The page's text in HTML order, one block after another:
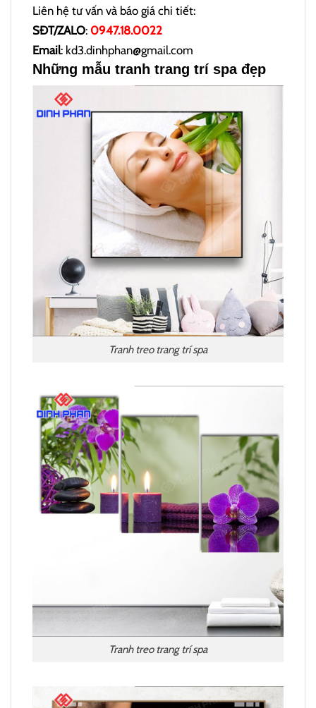
Liên hệ tư vấn và báo giá chi tiết:
SĐT/ZALO: 0947.18.0022
Email: kd3.dinhphan@gmail.com
Những mẫu tranh trang trí spa đẹp
Tranh treo trang trí spa
Tranh treo trang trí spa